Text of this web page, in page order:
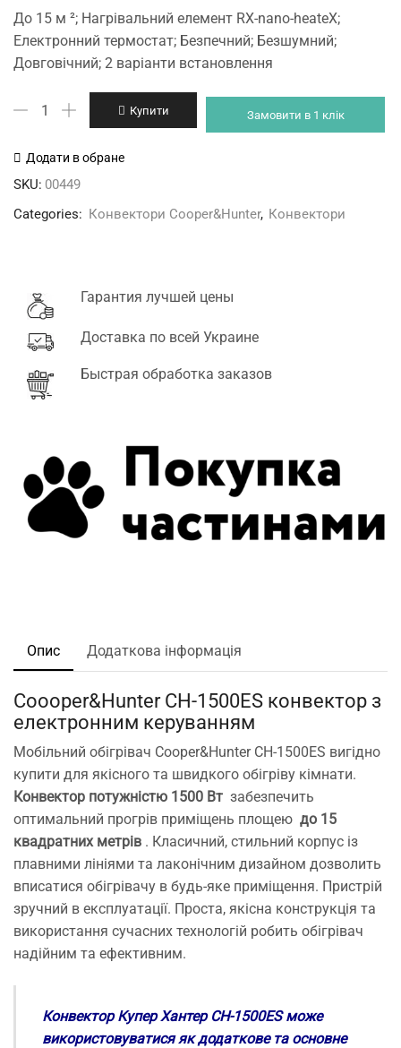
price
was:
5'499 грн.
price
is:
4'499 грн.
До 15 м ²; Нагрівальний елемент RX-nano-heateX;
Електронний термостат; Безпечний; Безшумний;
Довговічний; 2 варіанти встановлення
Cooper&Hunter
Купити Замовити в 1 клік
Додати в обране
SKU: 00449
Categories: Конвектори Cooper&Hunter, Конвектори
Гарантия лучшей цены
Доставка по всей Украине
Быстрая обработка заказов
Опис Додаткова інформація
Coooper&Hunter CH-1500ES конвектор з
електронним керуванням
Мобільний обігрівач Cooper&Hunter CH-1500ES вигідно
купити для якісного та швидкого обігріву кімнати.
Конвектор потужністю 1500 Вт забезпечить
оптимальний прогрів приміщень площею до 15
квадратних метрів . Класичний, стильний корпус із
плавними лініями та лаконічним дизайном дозволить
вписатися обігрівачу в будь-яке приміщення. Пристрій
зручний в експлуатації. Проста, якісна конструкція та
використання сучасних технологій робить обігрівач
надійним та ефективним.
Конвектор Купер Хантер CH-1500ES може
використовуватися як додаткове та основне